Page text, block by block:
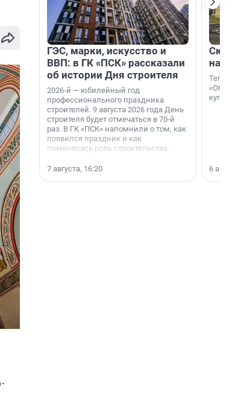
ГЭС, марки, искусство и
ВВП: в ГК «ПСК» рассказали
об истории Дня строителя
2026-й — юбилейный год
профессионального праздника
строителей. 9 августа 2026 года День
строителя будет отмечаться в 70-й
раз. В ГК «ПСК» напомнили о том, как
появился праздник и как
поменялась роль строительства.
7 августа, 16:20
на
Теперь
купить
6